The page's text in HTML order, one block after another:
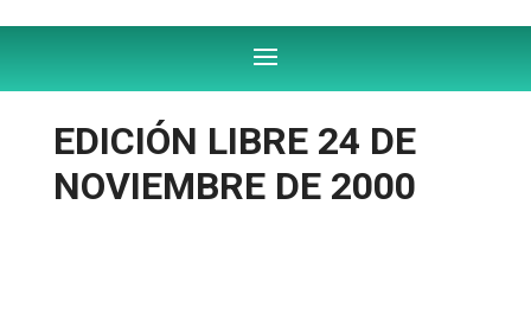
EDICIÓN LIBRE 24 DE
NOVIEMBRE DE 2000